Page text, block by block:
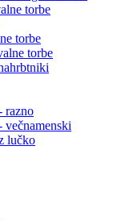
torbe
torbe
torbe
razno
večnamenski
lučko